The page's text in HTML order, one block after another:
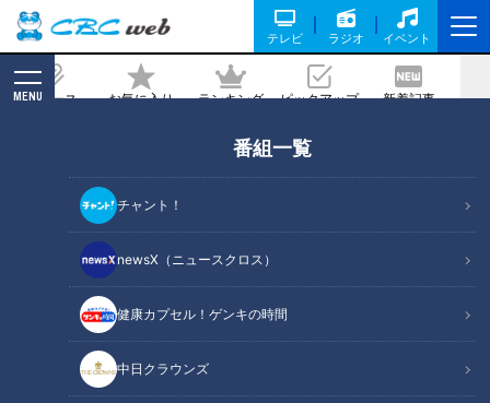
テレビ ラジオ イベント
ニュース お気に入り ランキング ピックアップ 新着記事
MENU
番組一覧
チャント！
newsX（ニュースクロス）
健康カプセル！ゲンキの時間
中日クラウンズ
サイト編集長が厳選のスイーツとかつ丼
とは？
2022/12/13 15:00